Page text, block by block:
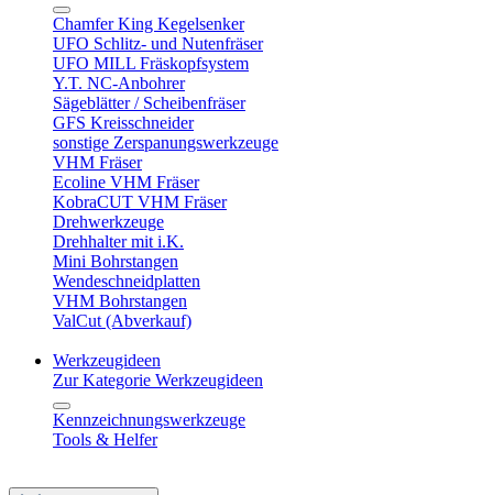
Chamfer King Kegelsenker
UFO Schlitz- und Nutenfräser
UFO MILL Fräskopfsystem
Y.T. NC-Anbohrer
Sägeblätter / Scheibenfräser
GFS Kreisschneider
sonstige Zerspanungswerkzeuge
VHM Fräser
Ecoline VHM Fräser
KobraCUT VHM Fräser
Drehwerkzeuge
Drehhalter mit i.K.
Mini Bohrstangen
Wendeschneidplatten
VHM Bohrstangen
ValCut (Abverkauf)
Werkzeugideen
Zur Kategorie Werkzeugideen
Kennzeichnungswerkzeuge
Tools & Helfer